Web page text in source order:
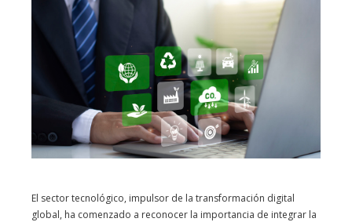
El sector tecnológico, impulsor de la transformación digital
global, ha comenzado a reconocer la importancia de integrar la